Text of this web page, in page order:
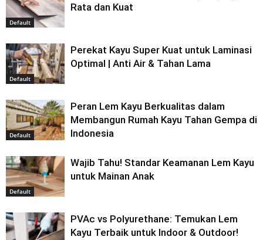
Default
Rata dan Kuat
Default
Perekat Kayu Super Kuat untuk Laminasi
Optimal | Anti Air & Tahan Lama
Default
Peran Lem Kayu Berkualitas dalam
Membangun Rumah Kayu Tahan Gempa di
Indonesia
Default
Wajib Tahu! Standar Keamanan Lem Kayu
untuk Mainan Anak
PVAc vs Polyurethane: Temukan Lem
Kayu Terbaik untuk Indoor & Outdoor!